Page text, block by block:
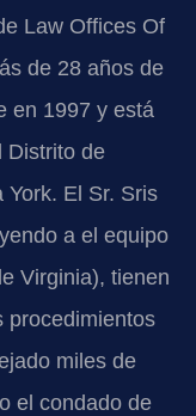
Law Offices Of
de 28 años de
en 1997 y está
Distrito de
York. El Sr. Sris
a el equipo
Virginia), tienen
procedimientos
miles de
el condado de